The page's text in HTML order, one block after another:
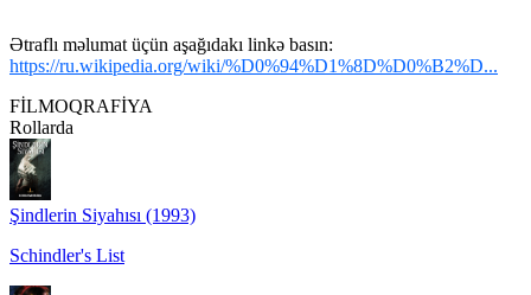
Ətraflı məlumat üçün aşağıdakı linkə basın:
https://ru.wikipedia.org/wiki/%D0%94%D1%8D%D0%B2%D...
FİLMOQRAFİYA
Rollarda
Şindlerin Siyahısı (1993)
Schindler's List